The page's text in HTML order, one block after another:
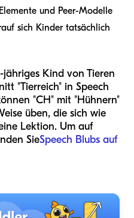
und Peer-Modelle
sich Kinder tatsächlich
jähriges Kind von Tieren
"Tierreich" in Speech
"CH" mit "Hühnern"
üben, die sich wie
Lektion. Um auf
SieSpeech Blubs auf